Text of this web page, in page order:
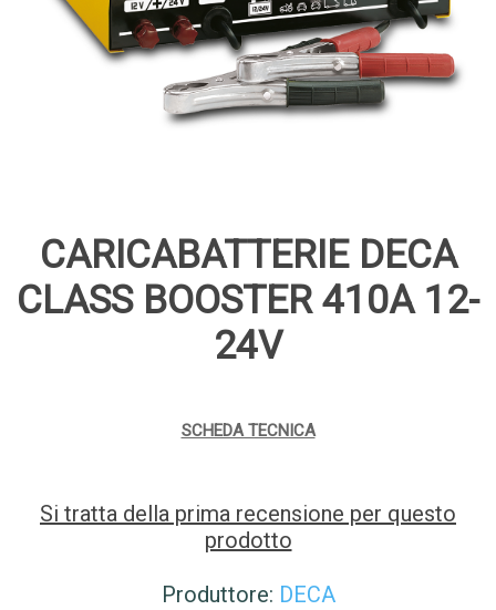
CARICABATTERIE DECA
CLASS BOOSTER 410A 12-
24V
SCHEDA TECNICA
Si tratta della prima recensione per questo
prodotto
Produttore: DECA